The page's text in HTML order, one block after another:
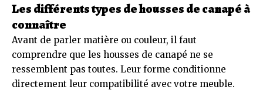
Les différents types de housses de canapé à
connaître
Avant de parler matière ou couleur, il faut
comprendre que les housses de canapé ne se
ressemblent pas toutes. Leur forme conditionne
directement leur compatibilité avec votre meuble.